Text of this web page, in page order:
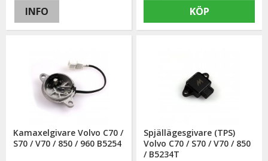
INFO KÖP
Kamaxelgivare Volvo C70 /
S70 / V70 / 850 / 960 B5254
Spjällägesgivare (TPS)
Volvo C70 / S70 / V70 / 850
/ B5234T